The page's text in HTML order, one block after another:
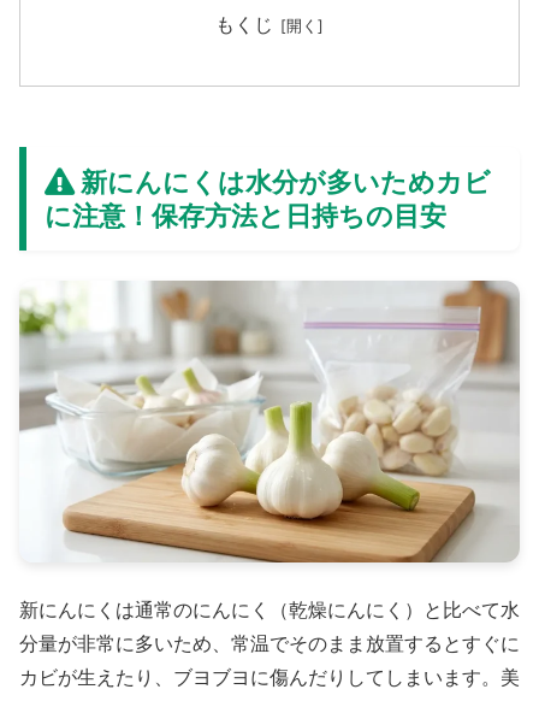
もくじ
新にんにくは水分が多いためカビ
に注意！保存方法と日持ちの目安
新にんにくは通常のにんにく（乾燥にんにく）と比べて水
分量が非常に多いため、常温でそのまま放置するとすぐに
カビが生えたり、ブヨブヨに傷んだりしてしまいます。美